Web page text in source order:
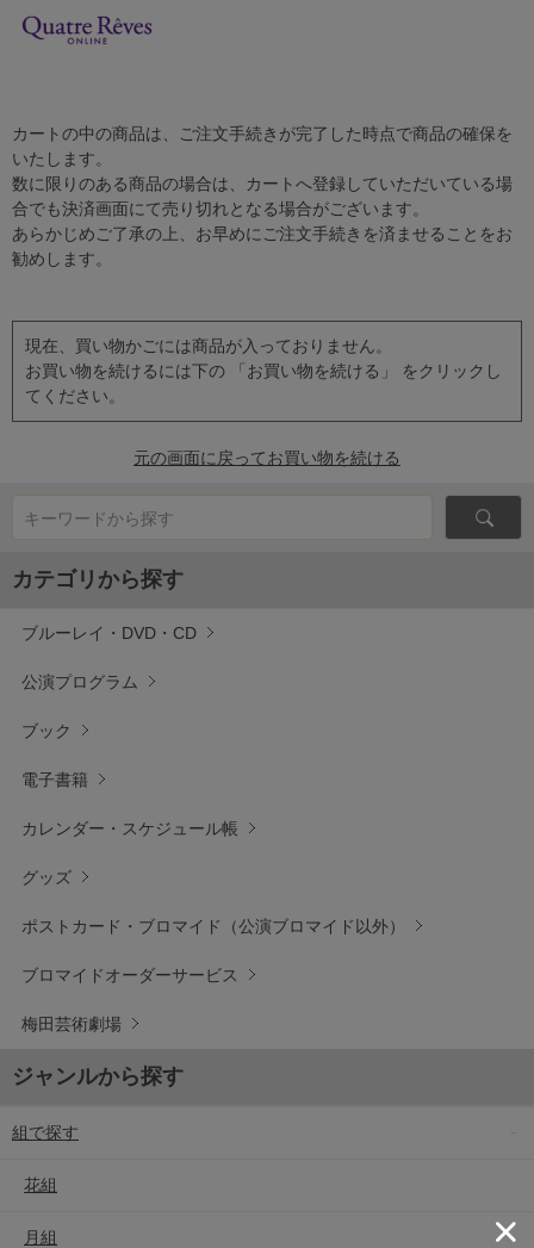
カートの中の商品は、ご注文手続きが完了した時点で商品の確保を
いたします。
数に限りのある商品の場合は、カートへ登録していただいている場
合でも決済画面にて売り切れとなる場合がございます。
あらかじめご了承の上、お早めにご注文手続きを済ませることをお
勧めします。
現在、買い物かごには商品が入っておりません。
お買い物を続けるには下の 「お買い物を続ける」 をクリックし
てください。
元の画面に戻ってお買い物を続ける
キーワードから探す
カテゴリから探す
ブルーレイ・DVD・CD
公演プログラム
ブック
電子書籍
カレンダー・スケジュール帳
グッズ
ポストカード・ブロマイド（公演ブロマイド以外）
ブロマイドオーダーサービス
梅田芸術劇場
ジャンルから探す
組で探す
花組
月組